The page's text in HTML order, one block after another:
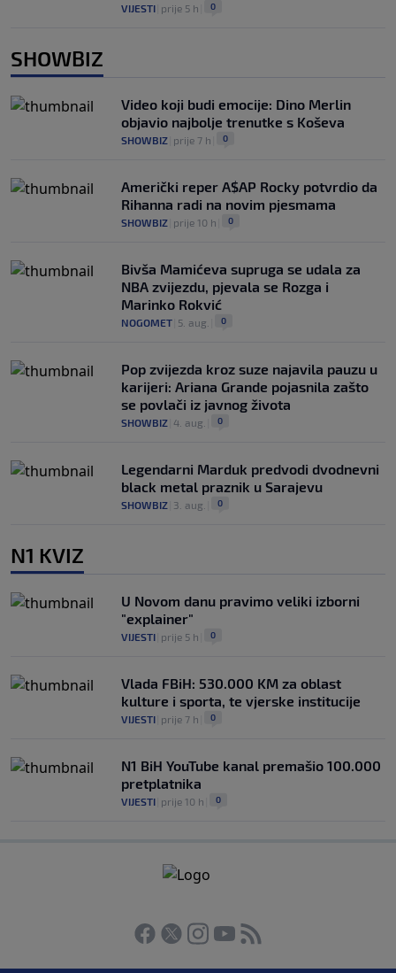
VIJESTI prije 5 h 0
SHOWBIZ
Video koji budi emocije: Dino Merlin
objavio najbolje trenutke s Koševa
SHOWBIZ prije 7 h 0
Američki reper A$AP Rocky potvrdio da
Rihanna radi na novim pjesmama
SHOWBIZ prije 10 h 0
Bivša Mamićeva supruga se udala za
NBA zvijezdu, pjevala se Rozga i
Marinko Rokvić
NOGOMET 5. aug. 0
Pop zvijezda kroz suze najavila pauzu u
karijeri: Ariana Grande pojasnila zašto
se povlači iz javnog života
SHOWBIZ 4. aug. 0
Legendarni Marduk predvodi dvodnevni
black metal praznik u Sarajevu
SHOWBIZ 3. aug. 0
N1 KVIZ
U Novom danu pravimo veliki izborni
"explainer"
VIJESTI prije 5 h 0
Vlada FBiH: 530.000 KM za oblast
kulture i sporta, te vjerske institucije
VIJESTI prije 7 h 0
N1 BiH YouTube kanal premašio 100.000
pretplatnika
VIJESTI prije 10 h 0